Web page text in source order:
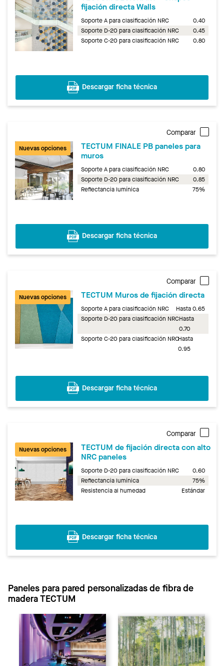
fijación directa Walls
Soporte A para clasificación NRC
0.40
Soporte D-20 para clasificación NRC
0.45
Soporte C-20 para clasificación NRC
0.80
Descargar ficha técnica
Comparar
Nuevas opciones
TECTUM FINALE PB paneles para
muros
Soporte A para clasificación NRC
0.80
Soporte D-20 para clasificación NRC
0.85
Reflectancia lumínica
75%
Descargar ficha técnica
Comparar
Nuevas opciones TECTUM Muros de fijación directa
Soporte A para clasificación NRC
Hasta 0.65
Soporte D-20 para clasificación NRCHasta
0.70
Soporte C-20 para clasificación NRCHasta
0.95
Descargar ficha técnica
Comparar
Nuevas opciones
TECTUM de fijación directa con alto
NRC paneles
Soporte D-20 para clasificación NRC
0.60
Reflectancia lumínica
75%
Resistencia al humedad
Estándar
Descargar ficha técnica
Paneles para pared personalizadas de fibra de
madera TECTUM